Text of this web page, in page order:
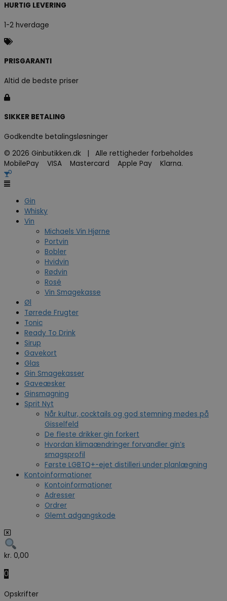
HURTIG LEVERING
1-2 hverdage
PRISGARANTI
Altid de bedste priser
SIKKER BETALING
Godkendte betalingsløsninger
© 2026 Ginbutikken.dk | Alle rettigheder forbeholdes
MobilePay VISA Mastercard Apple Pay Klarna.
Gin
Whisky
Vin
Michaels Vin Hjørne
Portvin
Bobler
Hvidvin
Rødvin
Rosé
Vin Smagekasse
Øl
Tørrede Frugter
Tonic
Ready To Drink
Sirup
Gavekort
Glas
Gin Smagekasser
Gaveæsker
Ginsmagning
Sprit Nyt
Når kultur, cocktails og god stemning mødes på
Gisselfeld
De fleste drikker gin forkert
Hvordan klimaændringer forvandler gin’s
smagsprofil
Første LGBTQ+-ejet distilleri under planlægning
Kontoinformationer
Kontoinformationer
Adresser
Ordrer
Glemt adgangskode
kr. 0,00
0
Opskrifter